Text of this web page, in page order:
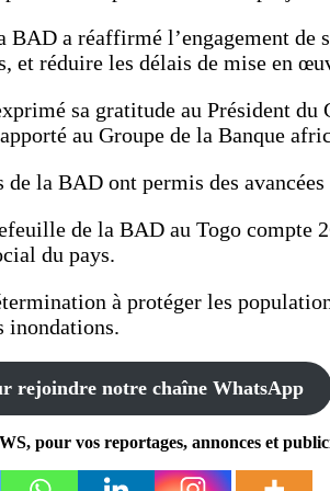
BAD a réaffirmé l’engagement
et réduire les délais de mise en
sa gratitude au Président
au Groupe de la Banque
de la BAD ont permis des
de la BAD au Togo compte
du pays.
à protéger les
inondations.
rejoindre notre chaîne WhatsApp
pour vos reportages, annonces et